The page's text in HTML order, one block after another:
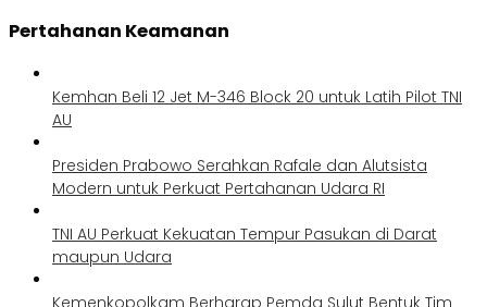
Pertahanan Keamanan
Kemhan Beli 12 Jet M-346 Block 20 untuk Latih Pilot TNI
AU
Presiden Prabowo Serahkan Rafale dan Alutsista
Modern untuk Perkuat Pertahanan Udara RI
TNI AU Perkuat Kekuatan Tempur Pasukan di Darat
maupun Udara
Kemenkopolkam Berharap Pemda Sulut Bentuk Tim